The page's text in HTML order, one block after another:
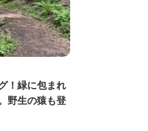
！緑に包まれ
野生の猿も登